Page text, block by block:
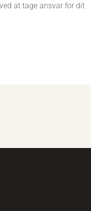
at tage ansvar for dit